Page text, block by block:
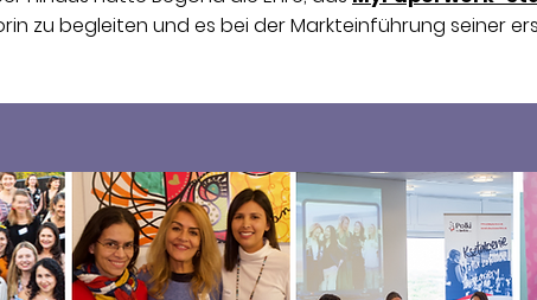
zu begleiten und es bei der Markteinführung seiner